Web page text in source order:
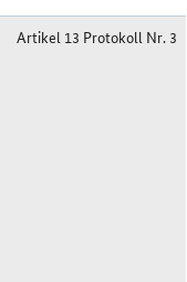
Artikel 13 Protokoll Nr. 3